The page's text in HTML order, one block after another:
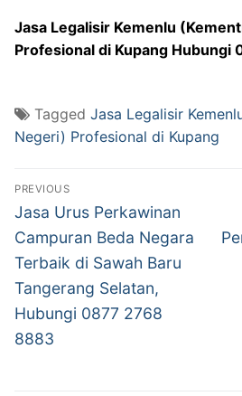
Jasa Legalisir Kemenlu
Profesional di Kupang
Tagged Jasa Legalisir
Negeri) Profesional di Kupang
Post
navigation
PREVIOUS
Previous
post:
Jasa Urus Perkawinan
Campuran Beda Negara
Terbaik di Sawah Baru
Tangerang Selatan,
Hubungi 0877 2768
8883